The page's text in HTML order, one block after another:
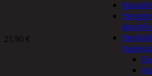
hygienia
21,90 €